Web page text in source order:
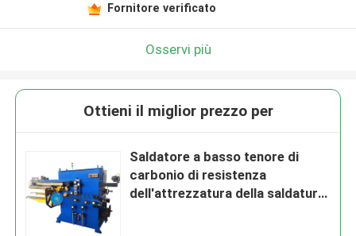
Fornitore verificato
Osservi più
Ottieni il miglior prezzo per
Saldatore a basso tenore di
carbonio di resistenza
dell'attrezzatura della saldatura